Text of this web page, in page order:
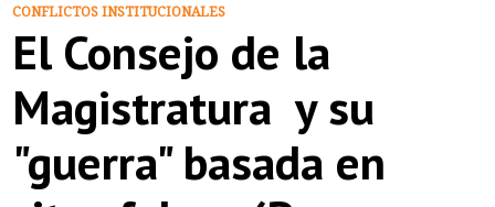
CONFLICTOS INSTITUCIONALES
El Consejo de la
Magistratura y su
"guerra" basada en